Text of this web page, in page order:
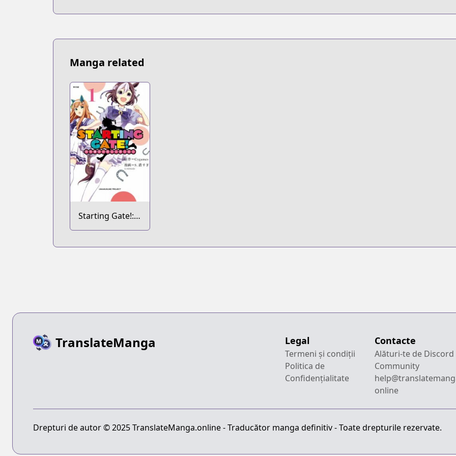
Manga related
Starting Gate!:
Uma Musume
TranslateManga Legal
Termeni și condiții
Politica de
Confidențialitate
Contacte
Alături-te de Discord
Community
online
Drepturi de autor © 2025 TranslateManga.online - Traducător manga definitiv - Toate drepturile rezervate.